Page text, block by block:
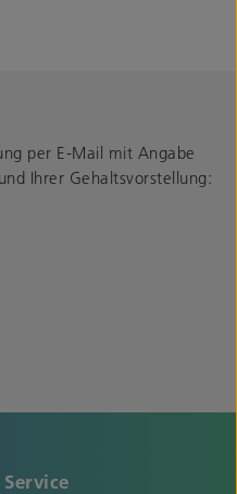
per E-Mail mit Angabe
Ihrer Gehaltsvorstellung:
Service